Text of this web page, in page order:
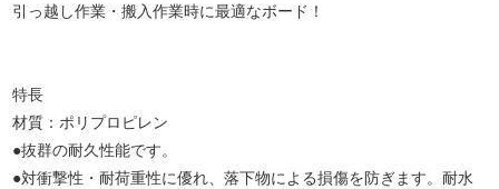
引っ越し作業・搬入作業時に最適なボード！
特長
材質：ポリプロピレン
●抜群の耐久性能です。
●対衝撃性・耐荷重性に優れ、落下物による損傷を防ぎます。耐水